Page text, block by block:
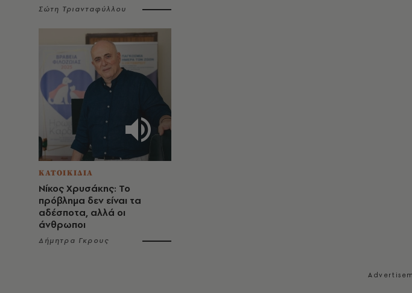
Σώτη Τριανταφύλλου
ΚΑΤΟΙΚΙΔΙΑ
Νίκος Χρυσάκης: Το
πρόβλημα δεν είναι τα
αδέσποτα, αλλά οι
άνθρωποι
Δήμητρα Γκρους